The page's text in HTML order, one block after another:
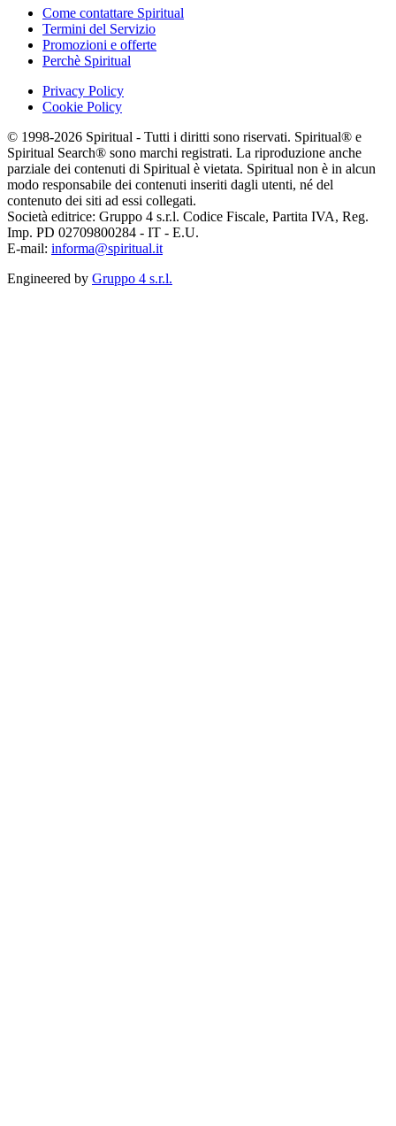
Come contattare Spiritual
Termini del Servizio
Promozioni e offerte
Perchè Spiritual
Privacy Policy
Cookie Policy
© 1998-2026 Spiritual - Tutti i diritti sono riservati. Spiritual® e
Spiritual Search® sono marchi registrati. La riproduzione anche
parziale dei contenuti di Spiritual è vietata. Spiritual non è in alcun
modo responsabile dei contenuti inseriti dagli utenti, né del
contenuto dei siti ad essi collegati.
Società editrice: Gruppo 4 s.r.l. Codice Fiscale, Partita IVA, Reg.
Imp. PD 02709800284 - IT - E.U.
E-mail: informa@spiritual.it
Engineered by Gruppo 4 s.r.l.